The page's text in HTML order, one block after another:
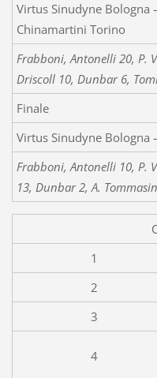
Virtus Sinudyne Bologna
Chinamartini Torino
Frabboni, Antonelli 20, P.
Driscoll 10, Dunbar 6,
Finale
Virtus
Frabboni, Antonelli 10, P.
13, Dunbar 2, A.
1
2
3
4